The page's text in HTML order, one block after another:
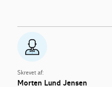
Skrevet af:
Morten Lund Jensen